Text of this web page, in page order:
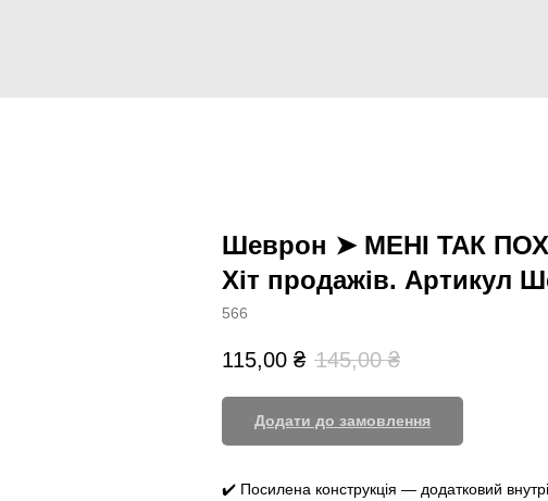
Шеврон ➤ МЕНІ ТАК
Хіт продажів. Артикул
566
115,00 ₴ 145,00 ₴
Додати до замовлення
✔️ Посилена конструкція — додатковий